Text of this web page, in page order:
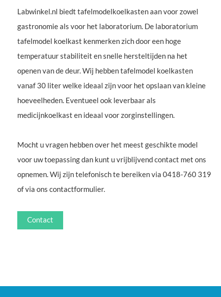
Labwinkel.nl biedt tafelmodelkoelkasten aan voor zowel
gastronomie als voor het laboratorium. De laboratorium
tafelmodel koelkast kenmerken zich door een hoge
temperatuur stabiliteit en snelle hersteltijden na het
openen van de deur. Wij hebben tafelmodel koelkasten
vanaf 30 liter welke ideaal zijn voor het opslaan van kleine
hoeveelheden. Eventueel ook leverbaar als
medicijnkoelkast en ideaal voor zorginstellingen.
Mocht u vragen hebben over het meest geschikte model
voor uw toepassing dan kunt u vrijblijvend contact met ons
opnemen. Wij zijn telefonisch te bereiken via 0418-760 319
of via ons contactformulier.
Contact